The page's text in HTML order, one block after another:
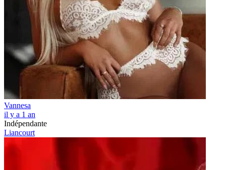
Vannesa
il y a 1 an
Indépendante
Liancourt